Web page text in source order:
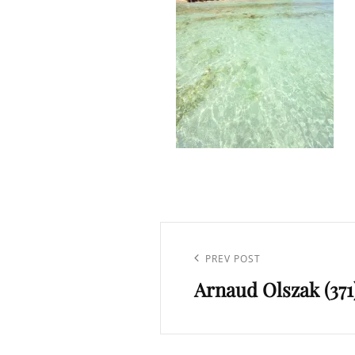
l’article
Previous
Post
PREV POST
Arnaud Olszak